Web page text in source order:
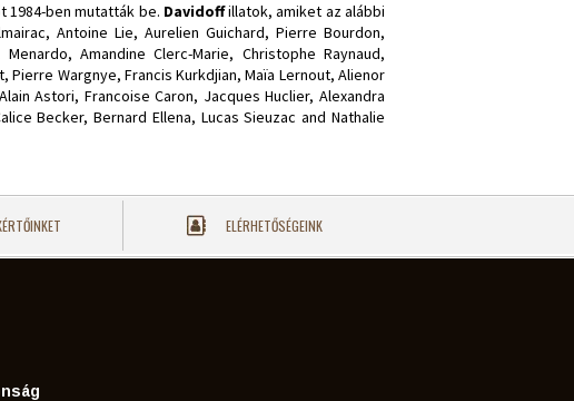
ben mutatták be. Davidoffillatok, amiket az alábbi
Antoine Lie, Aurelien Guichard, Pierre Bourdon,
Amandine Clerc-Marie, Christophe Raynaud,
Wargnye, Francis Kurkdjian, Maïa Lernout, Alienor
Astori, Francoise Caron, Jacques Huclier, Alexandra
Becker, Bernard Ellena, Lucas Sieuzac and Nathalie
ELÉRHETŐSÉGEINK